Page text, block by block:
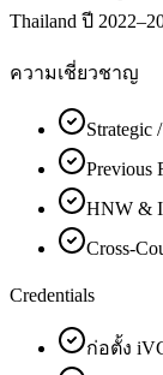
Thailand ปี
ความเชี่ยวชาญ
Strategic
Previous
HNW &
Cross-
Credentials
ก่อตั้ง